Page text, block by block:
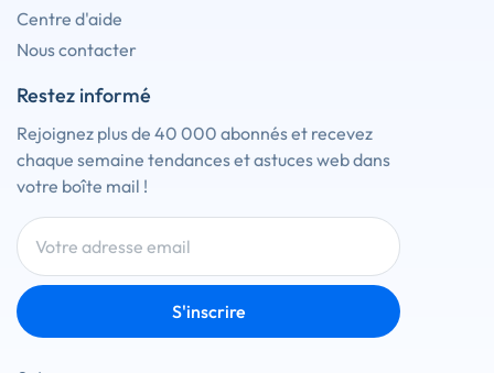
Centre d'aide
Nous contacter
Restez informé
Rejoignez plus de 40 000 abonnés et recevez
chaque semaine tendances et astuces web dans
votre boîte mail !
S'inscrire